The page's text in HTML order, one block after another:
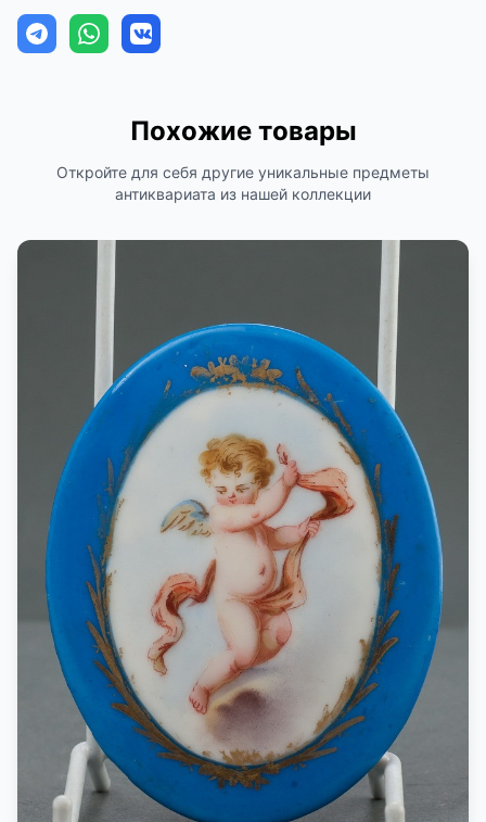
Похожие товары
Откройте для себя другие уникальные предметы
антиквариата из нашей коллекции